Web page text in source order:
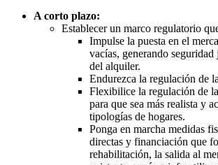
A corto plazo:
Establecer un marco regulatorio
Impulse la puesta en el
vacías, generando
del alquiler.
Endurezca la regulación de
Flexibilice la regulación de
para que sea más realista y
tipologías de hogares.
Ponga en marcha medidas
directas y financiación que
rehabilitación, la salida al